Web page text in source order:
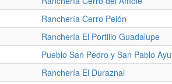
Ranchería Cerro Pelón
Ranchería El Portillo Guadalupe
Pueblo San Pedro y San Pablo
Ranchería El Duraznal